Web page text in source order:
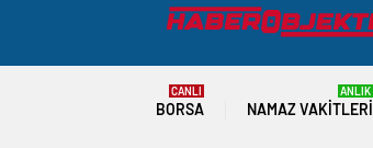
BORSA
CANLI
NAMAZ VAKITLERI
ANLIK